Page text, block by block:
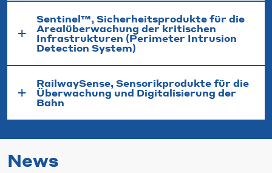
Sentinel™, Sicherheitsprodukte für die
Arealüberwachung der kritischen
Infrastrukturen (Perimeter Intrusion
Detection System)
RailwaySense, Sensorikprodukte für die
Überwachung und Digitalisierung der
Bahn
News